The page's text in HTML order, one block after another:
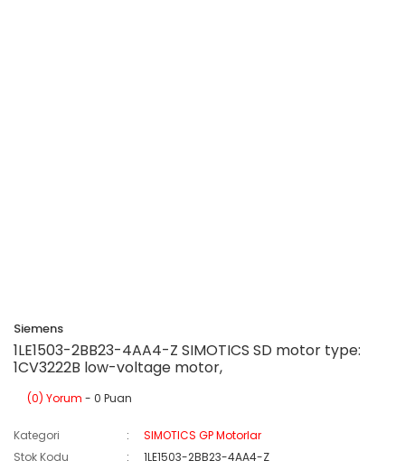
Siemens
1LE1503-2BB23-4AA4-Z SIMOTICS SD motor type:
1CV3222B low-voltage motor,
(0) Yorum - 0 Puan
Kategori
SIMOTICS GP Motorlar
Stok Kodu
1LE1503-2BB23-4AA4-Z